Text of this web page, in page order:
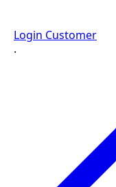
Login Customer
·